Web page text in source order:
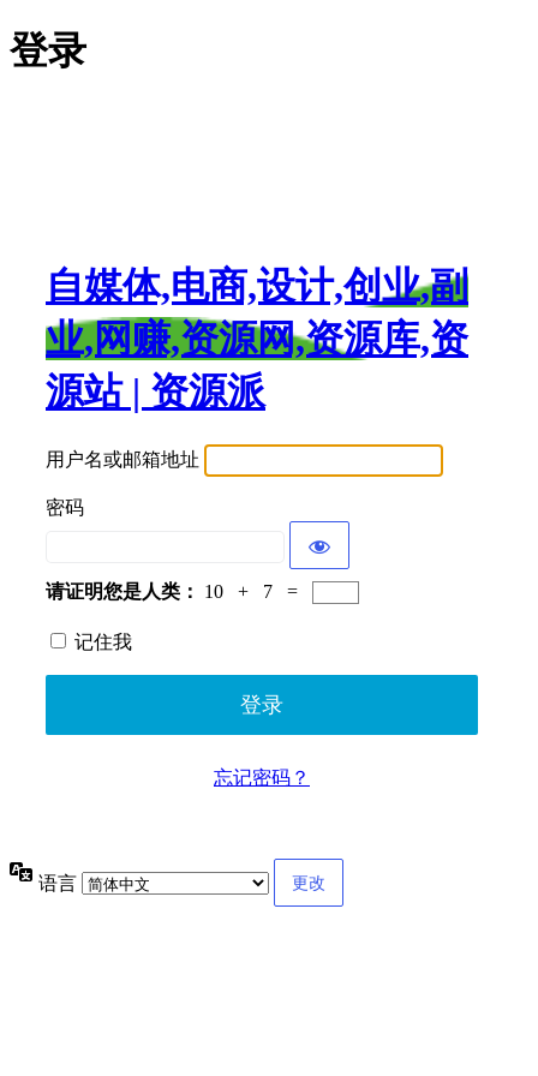
登录
自媒体,电商,设计,创业,副
业,网赚,资源网,资源库,资
源站 | 资源派
用户名或邮箱地址
密码
请证明您是人类： 10 + 7 =
记住我
忘记密码？
语言